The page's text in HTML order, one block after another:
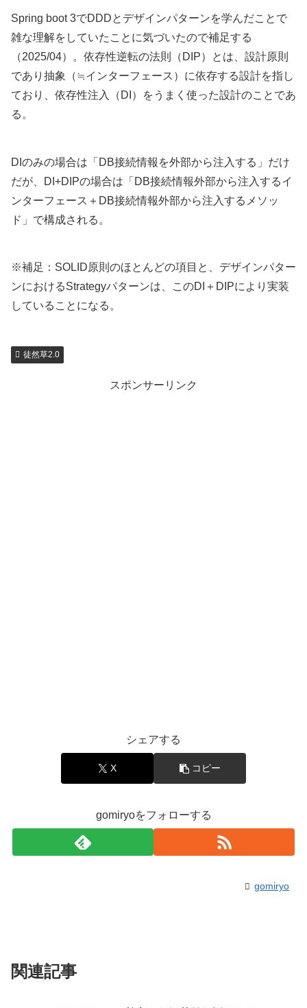
Spring boot 3でDDDとデザインパターンを学んだことで
雑な理解をしていたことに気づいたので補足する
（2025/04）。依存性逆転の法則（DIP）とは、設計原則
であり抽象（≒インターフェース）に依存する設計を指し
ており、依存性注入（DI）をうまく使った設計のことであ
る。
DIのみの場合は「DB接続情報を外部から注入する」だけ
だが、DI+DIPの場合は「DB接続情報外部から注入するイ
ンターフェース＋DB接続情報外部から注入するメソッ
ド」で構成される。
※補足：SOLID原則のほとんどの項目と、デザインパター
ンにおけるStrategyパターンは、このDI＋DIPにより実装
していることになる。
徒然草2.0
スポンサーリンク
シェアする
X コピー
gomiryoをフォローする
gomiryo
関連記事